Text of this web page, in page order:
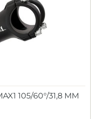
105/60°/31,8 MM